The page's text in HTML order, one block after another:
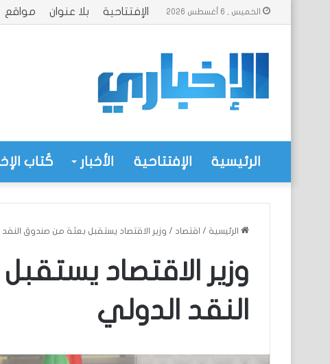
الخميس , 6 أغسطس 2026 الإفتتاحية بلا عنوان مواقع
الرئيسية الإفتتاحية الأخبار كُتاب
الرئيسية / اقتصاد / وزير الاقتصاد يستقبل بعثة من صندوق النقد
وزير الاقتصاد
النقد الدولي